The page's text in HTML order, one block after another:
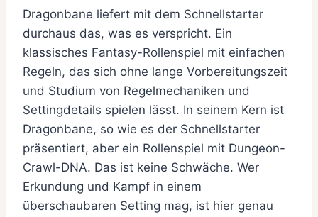
Dragonbane liefert mit dem Schnellstarter
durchaus das, was es verspricht. Ein
klassisches Fantasy-Rollenspiel mit einfachen
Regeln, das sich ohne lange Vorbereitungszeit
und Studium von Regelmechaniken und
Settingdetails spielen lässt. In seinem Kern ist
Dragonbane, so wie es der Schnellstarter
präsentiert, aber ein Rollenspiel mit Dungeon-
Crawl-DNA. Das ist keine Schwäche. Wer
Erkundung und Kampf in einem
überschaubaren Setting mag, ist hier genau